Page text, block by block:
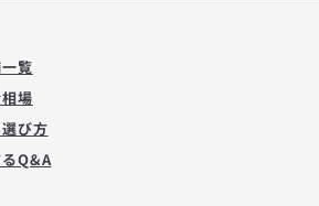
覧
場
び方
Q&A